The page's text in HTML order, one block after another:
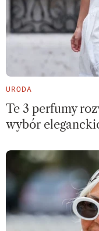
URODA
Te 3 perfumy
wybór